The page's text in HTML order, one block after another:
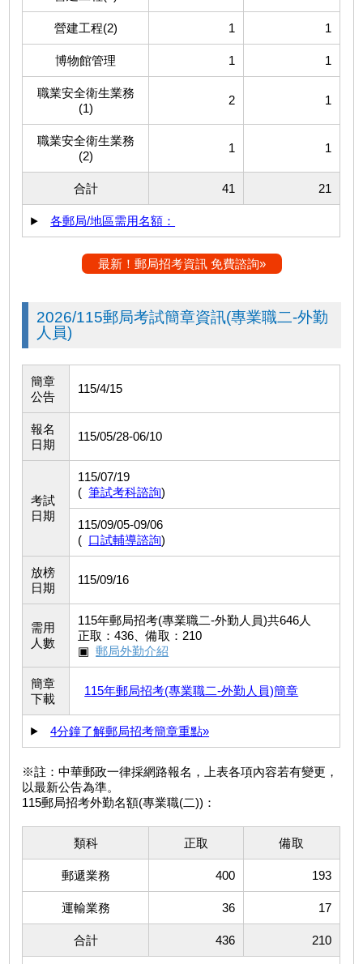
營建工程(2) 1 1
博物館管理 1 1
職業安全衛生業務
(1)
2 1
職業安全衛生業務
(2)
1 1
合計 41 21
各郵局/地區需用名額：
最新！郵局招考資訊 免費諮詢»
2026/115郵局考試簡章資訊(專業職二-外勤
人員)
簡章
公告
115/4/15
報名
日期
115/05/28-06/10
考試
日期
115/07/19
( 筆試考科諮詢)
115/09/05-09/06
( 口試輔導諮詢)
放榜
日期
115/09/16
需用
人數
115年郵局招考(專業職二-外勤人員)共646人
正取：436、備取：210
▣ 郵局外勤介紹
簡章
下載
115年郵局招考(專業職二-外勤人員)簡章
4分鐘了解郵局招考簡章重點»
※註：中華郵政一律採網路報名，上表各項內容若有變更，
以最新公告為準。
115郵局招考外勤名額(專業職(二))：
類科 正取 備取
郵遞業務 400 193
運輸業務 36 17
合計 436 210